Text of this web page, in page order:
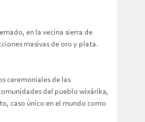
en la vecina sierra de
masivas de oro y plata.
ceremoniales de las
del pueblo wixárika,
caso único en el mundo como